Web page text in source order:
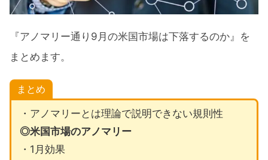
『アノマリー通り9月の米国市場は下落するのか』を
まとめます。
まとめ
・アノマリーとは理論で説明できない規則性
◎米国市場のアノマリー
・1月効果